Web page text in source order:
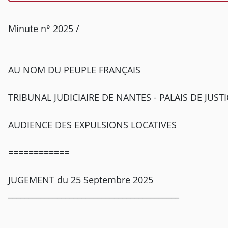
Minute n° 2025 /
AU NOM DU PEUPLE FRANÇAIS
TRIBUNAL JUDICIAIRE DE NANTES - PALAIS DE
AUDIENCE DES EXPULSIONS LOCATIVES
============
JUGEMENT du 25 Septembre 2025